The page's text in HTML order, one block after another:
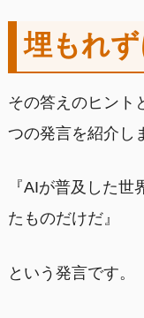
埋もれ
その答えのヒント
つの発言を紹介し
『AIが普及した
たものだけだ』
という発言です。